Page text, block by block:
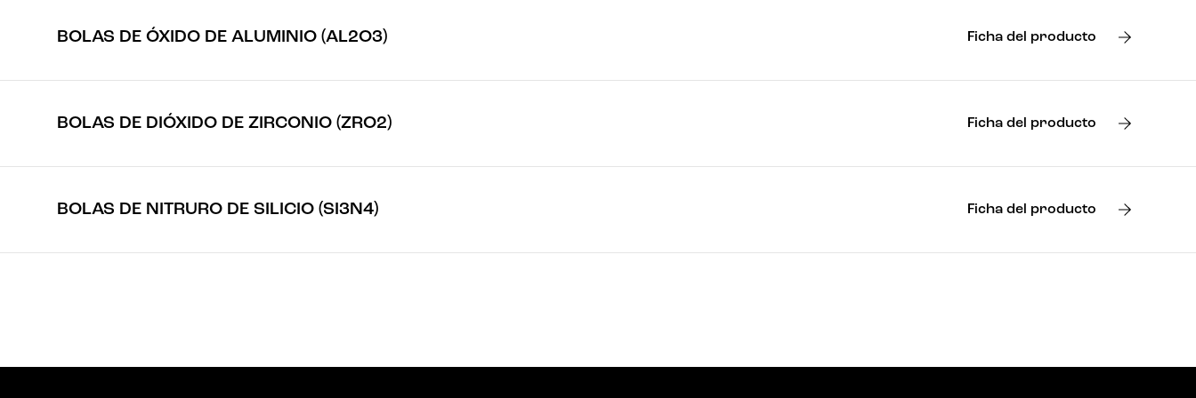
BOLAS DE ÓXIDO DE ALUMINIO (AL2O3) Ficha del producto
BOLAS DE DIÓXIDO DE ZIRCONIO (ZRO2) Ficha del producto
BOLAS DE NITRURO DE SILICIO (SI3N4) Ficha del producto